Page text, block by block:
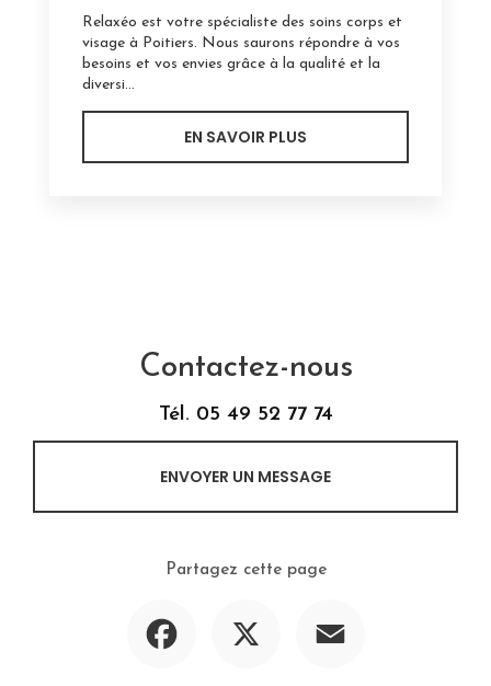
Relaxéo est votre spécialiste des soins corps et
visage à Poitiers. Nous saurons répondre à vos
besoins et vos envies grâce à la qualité et la
diversi...
EN SAVOIR PLUS
Contactez-nous
Tél. 05 49 52 77 74
ENVOYER UN MESSAGE
Partagez cette page